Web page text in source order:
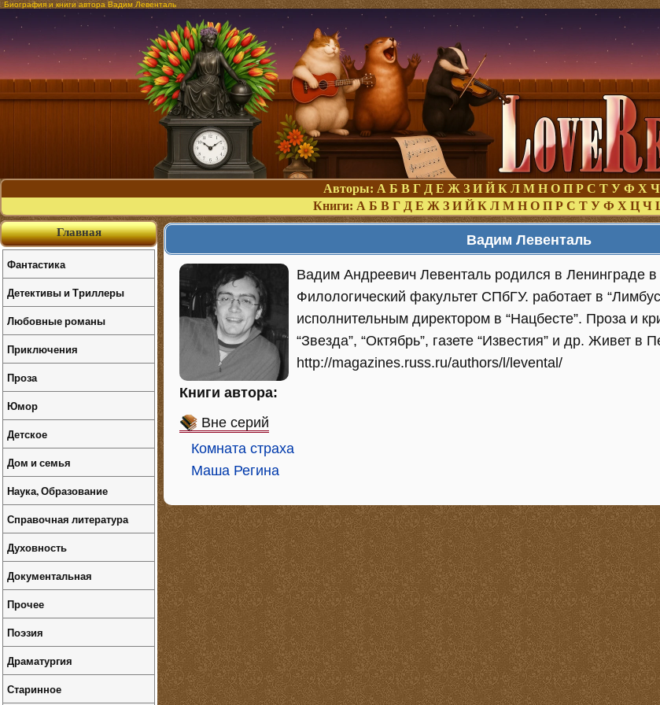
Биография и книги автора Вадим Левенталь
Авторы: А Б В Г Д Е Ж З И Й К Л М Н О П Р С Т У Ф Х Ч
Книги: А Б В Г Д Е Ж З И Й К Л М Н О П Р С Т У Ф Х Ц Ч
Вадим Левенталь
Вадим Андреевич Левенталь родился в Ленинграде в
Филологический факультет СПбГУ. работает в
исполнительным директором в “Нацбесте”. Проза и
“Звезда”, “Октябрь”, газете “Известия” и др. Живет в
http://magazines.russ.ru/authors/l/levental/
Книги автора:
Вне серий
Комната страха
Маша Регина
Главная
Фантастика
Детективы и Триллеры
Любовные романы
Приключения
Проза
Юмор
Детское
Дом и семья
Наука, Образование
Справочная литература
Духовность
Документальная
Прочее
Поэзия
Драматургия
Старинное